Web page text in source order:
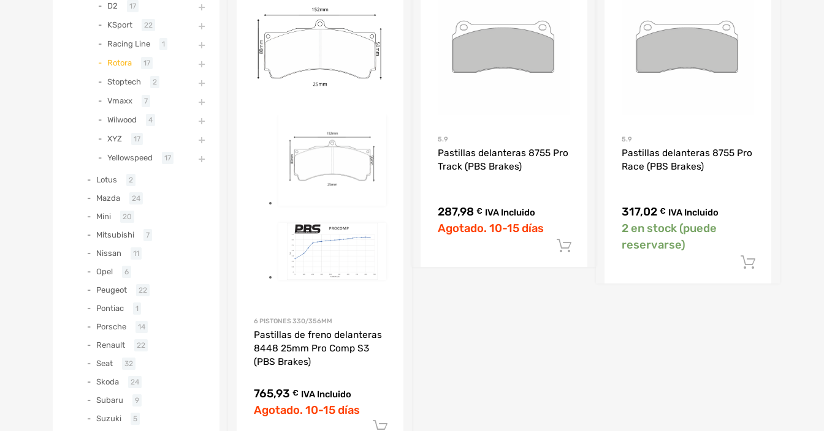
6 PISTONES 330/356MM
Pastillas de freno delanteras
8448 25mm Pro Comp S3
(PBS Brakes)
765,93 € IVA Incluido
Agotado. 10-15 días
5.9
Pastillas delanteras 8755 Pro
Track (PBS Brakes)
287,98 € IVA Incluido
Agotado. 10-15 días
Añadir al carrito
5.9
Pastillas delanteras 8755 Pro
Race (PBS Brakes)
317,02 € IVA Incluido
2 en stock (puede
reservarse)
D2 17
KSport 22
Racing Line 1
Rotora 17
Stoptech 2
Vmaxx 7
Wilwood 4
XYZ 17
Yellowspeed 17
Lotus 2
Mazda 24
Mini 20
Mitsubishi 7
Nissan 11
Opel 6
Peugeot 22
Pontiac 1
Porsche 14
Renault 22
Seat 32
Skoda 24
Subaru 9
Suzuki 5